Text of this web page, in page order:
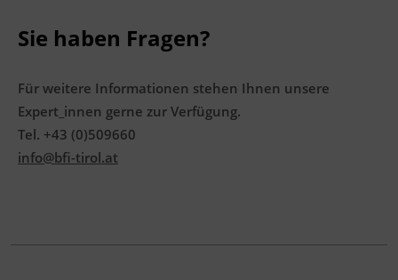
Sie haben Fragen?
Für weitere Informationen stehen Ihnen unsere
Expert_innen gerne zur Verfügung.
Tel. +43 (0)509660
info@bfi-tirol.at